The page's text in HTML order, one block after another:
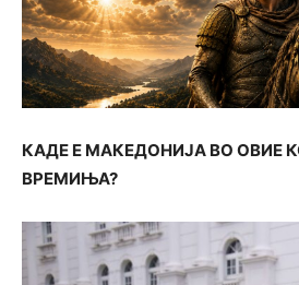
КАДЕ Е МАКЕДОНИЈА ВО ОВИЕ
ВРЕМИЊА?